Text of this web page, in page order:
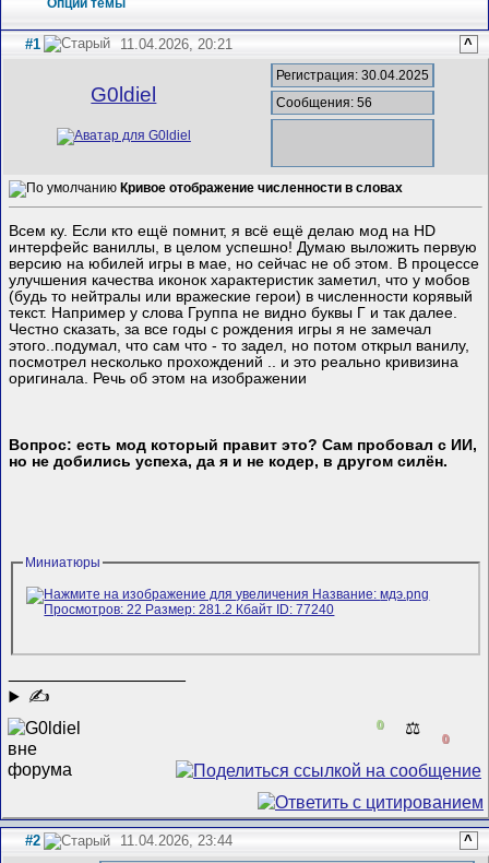
#1 11.04.2026, 20:21 ^
G0ldiel
Регистрация: 30.04.2025
Сообщения: 56
Кривое отображение численности в словах
Всем ку. Если кто ещё помнит, я всё ещё делаю мод на HD
интерфейс ваниллы, в целом успешно! Думаю выложить первую
версию на юбилей игры в мае, но сейчас не об этом. В процессе
улучшения качества иконок характеристик заметил, что у мобов
(будь то нейтралы или вражеские герои) в численности корявый
текст. Например у слова Группа не видно буквы Г и так далее.
Честно сказать, за все годы с рождения игры я не замечал
этого..подумал, что сам что - то задел, но потом открыл ванилу,
посмотрел несколько прохождений .. и это реально кривизина
оригинала. Речь об этом на изображении
Вопрос: есть мод который правит это? Сам пробовал с ИИ,
но не добились успеха, да я и не кодер, в другом силён.
Миниатюры
✍
0 ⚖️
0
#2 11.04.2026, 23:44 ^